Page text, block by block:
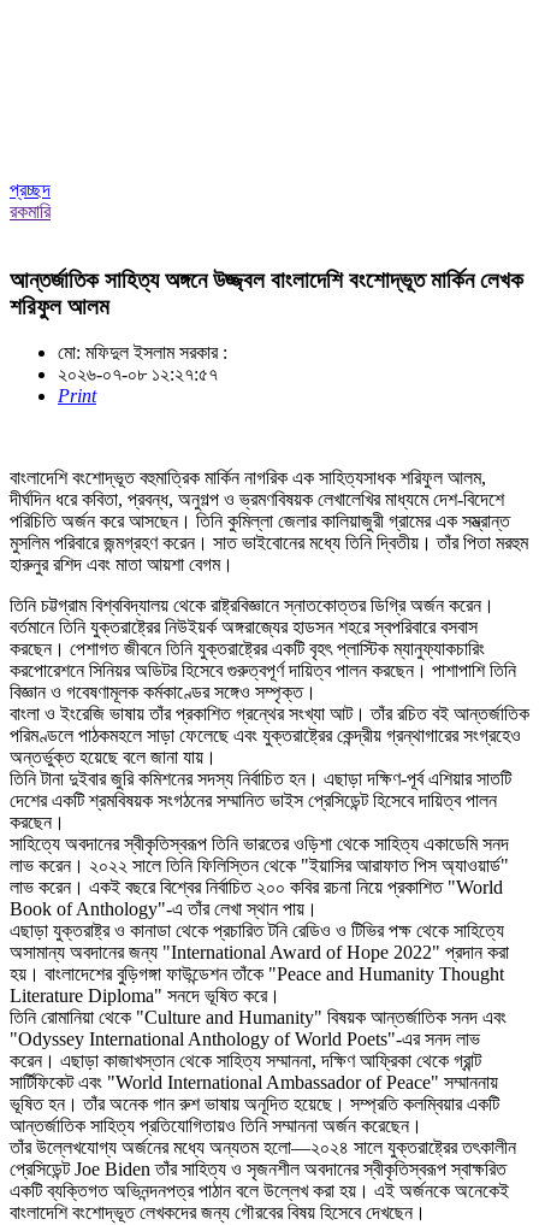
প্রচ্ছদ
রকমারি
আন্তর্জাতিক সাহিত্য অঙ্গনে উজ্জ্বল বাংলাদেশি বংশোদ্ভূত মার্কিন লেখক
শরিফুল আলম
মো: মফিদুল ইসলাম সরকার :
২০২৬-০৭-০৮ ১২:২৭:৫৭
Print
বাংলাদেশি বংশোদ্ভূত বহুমাত্রিক মার্কিন নাগরিক এক সাহিত্যসাধক শরিফুল আলম,
দীর্ঘদিন ধরে কবিতা, প্রবন্ধ, অনুগল্প ও ভ্রমণবিষয়ক লেখালেখির মাধ্যমে দেশ-বিদেশে
পরিচিতি অর্জন করে আসছেন। তিনি কুমিল্লা জেলার কালিয়াজুরী গ্রামের এক সম্ভ্রান্ত
মুসলিম পরিবারে জন্মগ্রহণ করেন। সাত ভাইবোনের মধ্যে তিনি দ্বিতীয়। তাঁর পিতা মরহুম
হারুনুর রশিদ এবং মাতা আয়শা বেগম।
তিনি চট্টগ্রাম বিশ্ববিদ্যালয় থেকে রাষ্ট্রবিজ্ঞানে স্নাতকোত্তর ডিগ্রি অর্জন করেন।
বর্তমানে তিনি যুক্তরাষ্ট্রের নিউইয়র্ক অঙ্গরাজ্যের হাডসন শহরে স্বপরিবারে বসবাস
করছেন। পেশাগত জীবনে তিনি যুক্তরাষ্ট্রের একটি বৃহৎ প্লাস্টিক ম্যানুফ্যাকচারিং
করপোরেশনে সিনিয়র অডিটর হিসেবে গুরুত্বপূর্ণ দায়িত্ব পালন করছেন। পাশাপাশি তিনি
বিজ্ঞান ও গবেষণামূলক কর্মকাণ্ডের সঙ্গেও সম্পৃক্ত।
বাংলা ও ইংরেজি ভাষায় তাঁর প্রকাশিত গ্রন্থের সংখ্যা আট। তাঁর রচিত বই আন্তর্জাতিক
পরিমণ্ডলে পাঠকমহলে সাড়া ফেলেছে এবং যুক্তরাষ্ট্রের কেন্দ্রীয় গ্রন্থাগারের সংগ্রহেও
অন্তর্ভুক্ত হয়েছে বলে জানা যায়।
তিনি টানা দুইবার জুরি কমিশনের সদস্য নির্বাচিত হন। এছাড়া দক্ষিণ-পূর্ব এশিয়ার সাতটি
দেশের একটি শ্রমবিষয়ক সংগঠনের সম্মানিত ভাইস প্রেসিডেন্ট হিসেবে দায়িত্ব পালন
করছেন।
সাহিত্যে অবদানের স্বীকৃতিস্বরূপ তিনি ভারতের ওড়িশা থেকে সাহিত্য একাডেমি সনদ
লাভ করেন। ২০২২ সালে তিনি ফিলিস্তিন থেকে "ইয়াসির আরাফাত পিস অ্যাওয়ার্ড"
লাভ করেন। একই বছরে বিশ্বের নির্বাচিত ২০০ কবির রচনা নিয়ে প্রকাশিত "World
Book of Anthology"-এ তাঁর লেখা স্থান পায়।
এছাড়া যুক্তরাষ্ট্র ও কানাডা থেকে প্রচারিত টনি রেডিও ও টিভির পক্ষ থেকে সাহিত্যে
অসামান্য অবদানের জন্য "International Award of Hope 2022" প্রদান করা
হয়। বাংলাদেশের বুড়িগঙ্গা ফাউন্ডেশন তাঁকে "Peace and Humanity Thought
Literature Diploma" সনদে ভূষিত করে।
তিনি রোমানিয়া থেকে "Culture and Humanity" বিষয়ক আন্তর্জাতিক সনদ এবং
"Odyssey International Anthology of World Poets"-এর সনদ লাভ
করেন। এছাড়া কাজাখস্তান থেকে সাহিত্য সম্মাননা, দক্ষিণ আফ্রিকা থেকে গ্রান্ট
সার্টিফিকেট এবং "World International Ambassador of Peace" সম্মাননায়
ভূষিত হন। তাঁর অনেক গান রুশ ভাষায় অনূদিত হয়েছে। সম্প্রতি কলম্বিয়ার একটি
আন্তর্জাতিক সাহিত্য প্রতিযোগিতায়ও তিনি সম্মাননা অর্জন করেছেন।
তাঁর উল্লেখযোগ্য অর্জনের মধ্যে অন্যতম হলো—২০২৪ সালে যুক্তরাষ্ট্রের তৎকালীন
প্রেসিডেন্ট Joe Biden তাঁর সাহিত্য ও সৃজনশীল অবদানের স্বীকৃতিস্বরূপ স্বাক্ষরিত
একটি ব্যক্তিগত অভিনন্দনপত্র পাঠান বলে উল্লেখ করা হয়। এই অর্জনকে অনেকেই
বাংলাদেশি বংশোদ্ভূত লেখকদের জন্য গৌরবের বিষয় হিসেবে দেখছেন।